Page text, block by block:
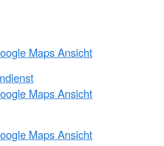
Maps Ansicht
Maps Ansicht
Maps Ansicht